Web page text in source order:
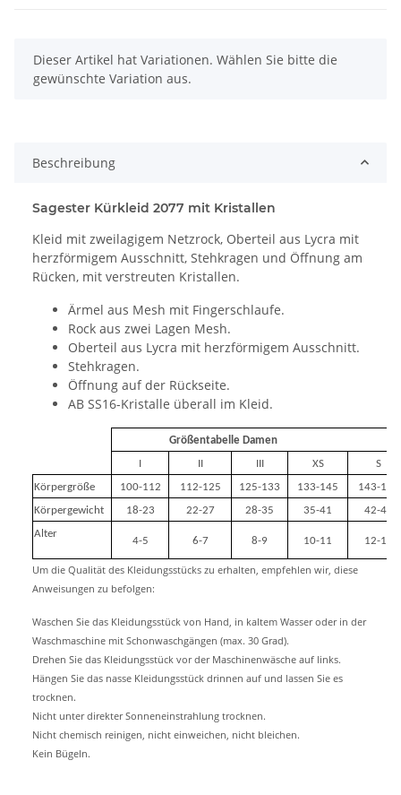
x
Dieser Artikel hat Variationen. Wählen Sie bitte die
gewünschte Variation aus.
Beschreibung
Sagester Kürkleid 2077 mit Kristallen
Kleid mit zweilagigem Netzrock, Oberteil aus Lycra mit
herzförmigem Ausschnitt, Stehkragen und Öffnung am
Rücken, mit verstreuten Kristallen.
Ärmel aus Mesh mit Fingerschlaufe.
Rock aus zwei Lagen Mesh.
Oberteil aus Lycra mit herzförmigem Ausschnitt.
Stehkragen.
Öffnung auf der Rückseite.
AB SS16-Kristalle überall im Kleid.
Größentabelle Damen
I
II III XS
S
Körpergröße
100-112 112-125 125-133 133-145
143-155
Körpergewicht
18-23 22-27 28-35 35-41
42-49
Alter
4-5 6-7 8-9 10-11 12-14
Um die Qualität des Kleidungsstücks zu erhalten, empfehlen wir, diese
Anweisungen zu befolgen:
Waschen Sie das Kleidungsstück von Hand, in kaltem Wasser oder in der
Waschmaschine mit Schonwaschgängen (max. 30 Grad).
Drehen Sie das Kleidungsstück vor der Maschinenwäsche auf links.
Hängen Sie das nasse Kleidungsstück drinnen auf und lassen Sie es
trocknen.
Nicht unter direkter Sonneneinstrahlung trocknen.
Nicht chemisch reinigen, nicht einweichen, nicht bleichen.
Kein Bügeln.